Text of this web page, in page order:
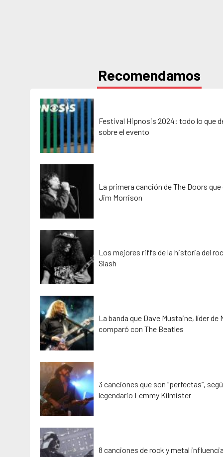
Recomendamos
Festival Hipnosis 2024: todo lo que
sobre el evento
La primera canción de The Doors
Jim Morrison
Los mejores riffs de la historia del
Slash
La banda que Dave Mustaine, líder de
comparó con The Beatles
3 canciones que son “perfectas”,
legendario Lemmy Kilmister
8 canciones de rock y metal